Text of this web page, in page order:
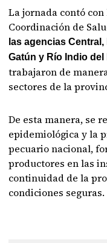
La jornada contó
Coordinación de
las agencias
Gatún y Río Indio del
trabajaron de
sectores de la
De esta manera, se
epidemiológica y la
pecuario nacional,
productores en las
continuidad de la
condiciones seguras.